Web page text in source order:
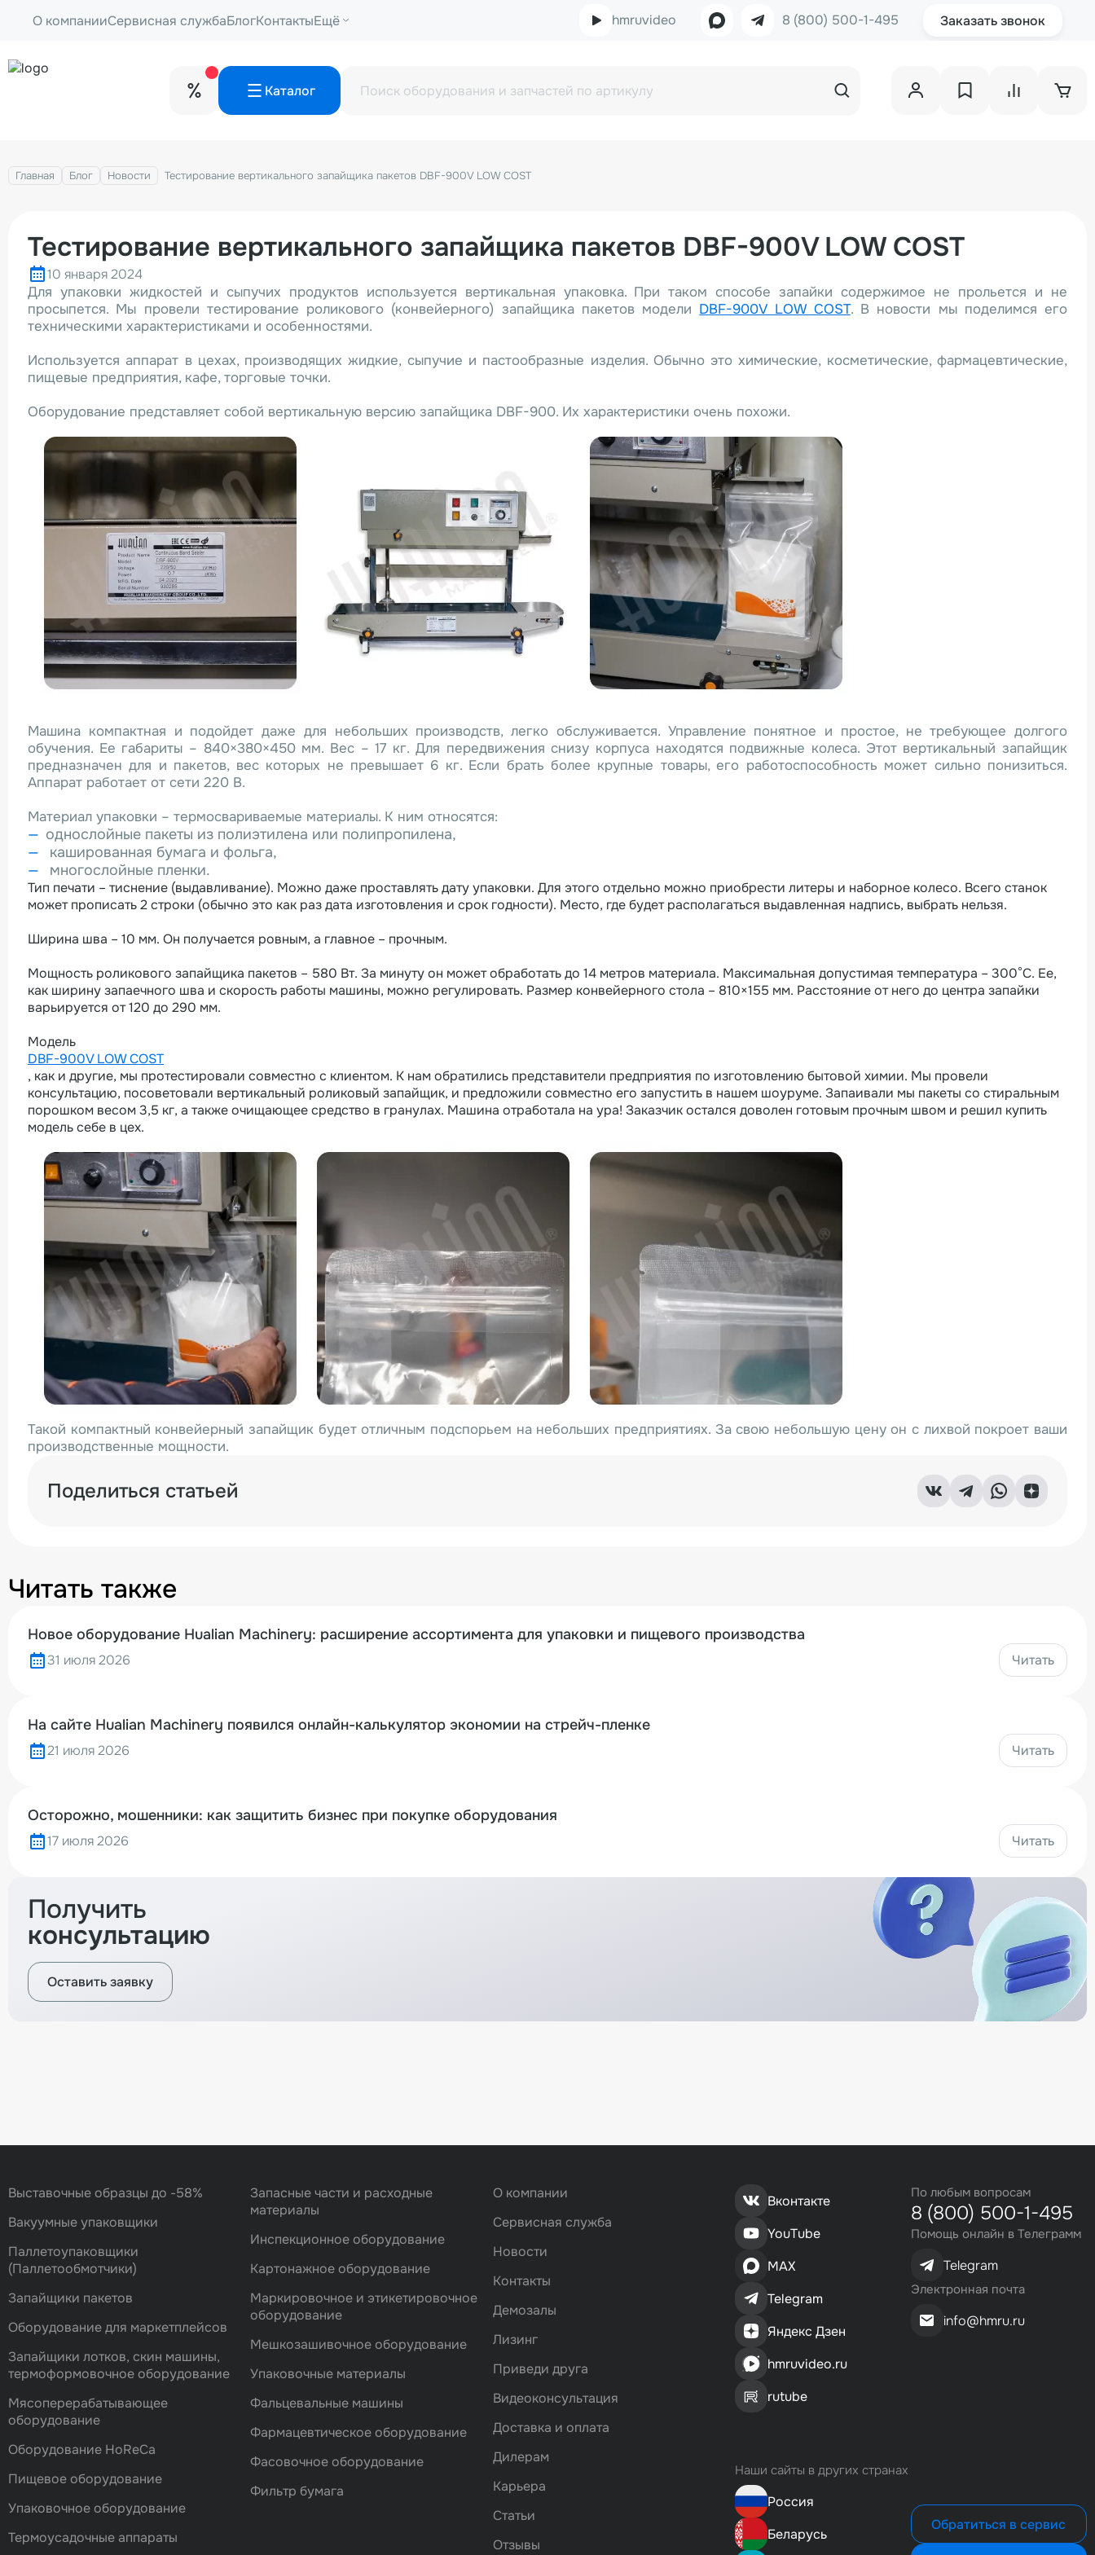
О компанииСервисная службаБлогКонтактыЕщё hmruvideo 8 (800) 500-1-495 Заказать звонок
Каталог
Главная Блог Новости Тестирование вертикального запайщика пакетов DBF-900V LOW COST
Тестирование вертикального запайщика пакетов DBF-900V LOW COST
10 января 2024
Для упаковки жидкостей и сыпучих продуктов используется вертикальная упаковка. При таком способе запайки содержимое не прольется и не
просыпется. Мы провели тестирование роликового (конвейерного) запайщика пакетов модели DBF-900V LOW COST. В новости мы поделимся его
техническими характеристиками и особенностями.
Используется аппарат в цехах, производящих жидкие, сыпучие и пастообразные изделия. Обычно это химические, косметические, фармацевтические,
пищевые предприятия, кафе, торговые точки.
Оборудование представляет собой вертикальную версию запайщика DBF-900. Их характеристики очень похожи.
Машина компактная и подойдет даже для небольших производств, легко обслуживается. Управление понятное и простое, не требующее долгого
обучения. Ее габариты – 840×380×450 мм. Вес – 17 кг. Для передвижения снизу корпуса находятся подвижные колеса. Этот вертикальный запайщик
предназначен для и пакетов, вес которых не превышает 6 кг. Если брать более крупные товары, его работоспособность может сильно понизиться.
Аппарат работает от сети 220 В.
Материал упаковки – термосвариваемые материалы. К ним относятся:
однослойные пакеты из полиэтилена или полипропилена,
кашированная бумага и фольга,
многослойные пленки.
Тип печати – тиснение (выдавливание). Можно даже проставлять дату упаковки. Для этого отдельно можно приобрести литеры и наборное колесо. Всего станок
может прописать 2 строки (обычно это как раз дата изготовления и срок годности). Место, где будет располагаться выдавленная надпись, выбрать нельзя.
Ширина шва – 10 мм. Он получается ровным, а главное – прочным.
Мощность роликового запайщика пакетов – 580 Вт. За минуту он может обработать до 14 метров материала. Максимальная допустимая температура – 300°С. Ее,
как ширину запаечного шва и скорость работы машины, можно регулировать. Размер конвейерного стола – 810×155 мм. Расстояние от него до центра запайки
варьируется от 120 до 290 мм.
Модель
DBF-900V LOW COST
, как и другие, мы протестировали совместно с клиентом. К нам обратились представители предприятия по изготовлению бытовой химии. Мы провели
консультацию, посоветовали вертикальный роликовый запайщик, и предложили совместно его запустить в нашем шоуруме. Запаивали мы пакеты со стиральным
порошком весом 3,5 кг, а также очищающее средство в гранулах. Машина отработала на ура! Заказчик остался доволен готовым прочным швом и решил купить
модель себе в цех.
Такой компактный конвейерный запайщик будет отличным подспорьем на небольших предприятиях. За свою небольшую цену он с лихвой покроет ваши
производственные мощности.
Поделиться статьей
Вернуться назад
Читать также
Новое оборудование Hualian Machinery: расширение ассортимента для упаковки и пищевого производства
31 июля 2026 Читать
На сайте Hualian Machinery появился онлайн-калькулятор экономии на стрейч-пленке
21 июля 2026 Читать
Осторожно, мошенники: как защитить бизнес при покупке оборудования
17 июля 2026 Читать
Получить
консультацию
Оставить заявку
Выставочные образцы до -58%
Вакуумные упаковщики
Паллетоупаковщики
(Паллетообмотчики)
Запайщики пакетов
Оборудование для маркетплейсов
Запайщики лотков, скин машины,
термоформовочное оборудование
Мясоперерабатывающее
оборудование
Оборудование HoReCa
Пищевое оборудование
Упаковочное оборудование
Термоусадочные аппараты
Запасные части и расходные
материалы
Инспекционное оборудование
Картонажное оборудование
Маркировочное и этикетировочное
оборудование
Мешкозашивочное оборудование
Упаковочные материалы
Фальцевальные машины
Фармацевтическое оборудование
Фасовочноe оборудование
Фильтр бумага
О компании
Сервисная служба
Новости
Контакты
Демозалы
Лизинг
Приведи друга
Видеоконсультация
Доставка и оплата
Дилерам
Карьера
Статьи
Отзывы
Вконтакте
YouTube
MAX
Telegram
Яндекс Дзен
hmruvideo.ru
rutube
Наши сайты в других странах
Россия
Беларусь
По любым вопросам
8 (800) 500-1-495
Помощь онлайн в Телеграмм
Telegram
Электронная почта
info@hmru.ru
Обратиться в сервис